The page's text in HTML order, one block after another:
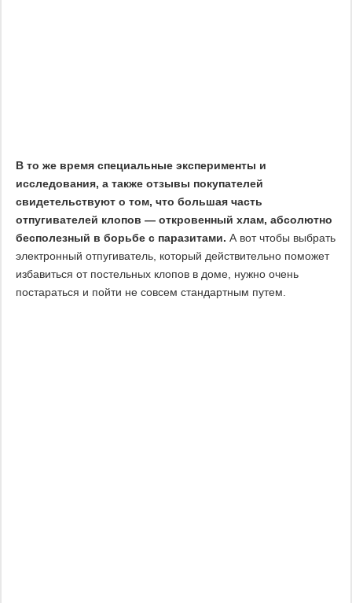
В то же время специальные эксперименты и
исследования, а также отзывы покупателей
свидетельствуют о том, что большая часть
отпугивателей клопов — откровенный хлам, абсолютно
бесполезный в борьбе с паразитами. А вот чтобы выбрать
электронный отпугиватель, который действительно поможет
избавиться от постельных клопов в доме, нужно очень
постараться и пойти не совсем стандартным путем.